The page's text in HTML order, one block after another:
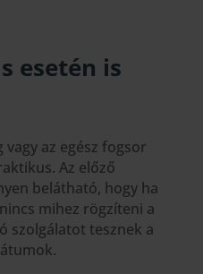
esetén is
az egész fogsor
Az előző
belátható, hogy ha
mihez rögzíteni a
szolgálatot tesznek a